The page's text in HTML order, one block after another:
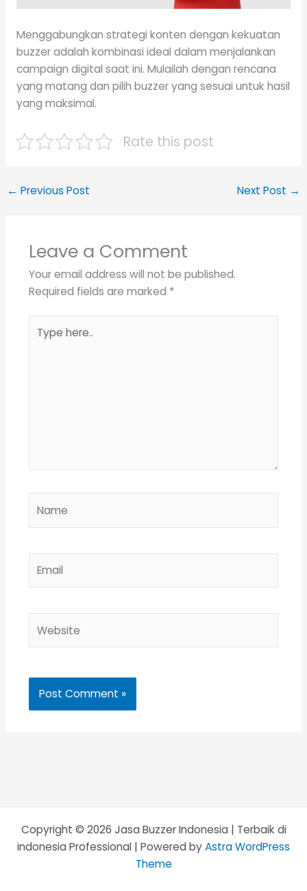
Menggabungkan strategi konten dengan kekuatan
buzzer adalah kombinasi ideal dalam menjalankan
campaign digital saat ini. Mulailah dengan rencana
yang matang dan pilih buzzer yang sesuai untuk hasil
yang maksimal.
Rate this post
← Previous Post Next Post →
Leave a Comment
Your email address will not be published.
Required fields are marked *
here..
Copyright © 2026 Jasa Buzzer Indonesia | Terbaik di
indonesia Professional | Powered byAstra WordPress
Theme